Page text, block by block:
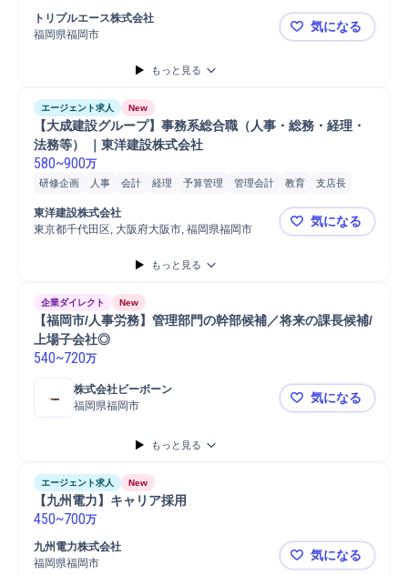
トリプルエース株式会社
福岡県福岡市
トリプルエ
気になる
もっと見る
エージェント求人 New
【大成建設グループ】事務系総合職（人事・総務・経理・
法務等） ｜東洋建設株式会社
580~900万
研修企画 人事 会計 経理 予算管理 管理会計 教育
支店長
コンプライアンス
財務
コンサルタント
東洋建設株式会社
東京都千代田区, 大阪府大阪市, 福岡県福岡市
【大成建設
気になる
もっと見る
企業ダイレクト New
【福岡市/人事労務】管理部門の幹部候補／将来の課長候補/
上場子会社◎
540~720万
株式会社ビーボーン
福岡県福岡市
【福岡市/
気になる
もっと見る
エージェント求人 New
【九州電力】キャリア採用
450~700万
九州電力株式会社
福岡県福岡市
【九州電力
気になる